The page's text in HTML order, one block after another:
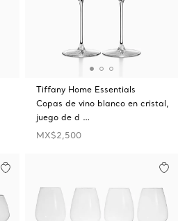
Tiffany Home Essentials
Copas de vino blanco en cristal,
juego de d …
MX$2,500